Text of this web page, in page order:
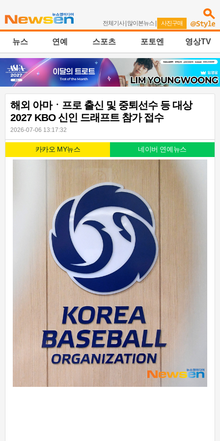
전체기사| 많이본뉴스 | 사진구매
뉴스 연예 스포츠 포토엔 영상TV
해외 아마ㆍ프로 출신 및 중퇴선수 등 대상
2027 KBO 신인 드래프트 참가 접수
2026-07-06 13:17:32
카카오 MY뉴스 네이버 연예뉴스